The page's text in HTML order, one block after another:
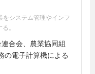
システム管理やインフ
。
合会、農業協同組
の電子計算機による